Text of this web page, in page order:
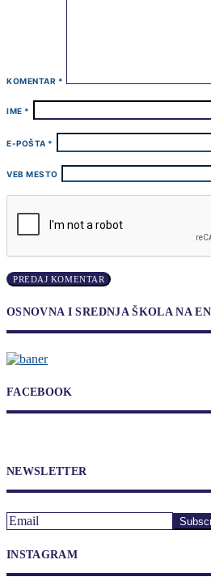
KOMENTAR *
IME *
E-POŠTA *
VEB MESTO
OSNOVNA I SREDNJA ŠKOLA NA
FACEBOOK
NEWSLETTER
INSTAGRAM